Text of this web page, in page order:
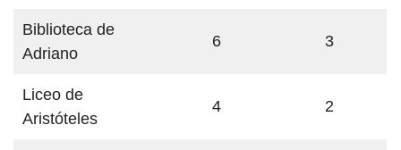
Biblioteca de
Adriano
6 3
Liceo de
Aristóteles
4 2